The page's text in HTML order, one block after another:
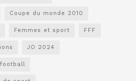
Coupe du monde 2010
Femmes et sport FFF
JO 2024